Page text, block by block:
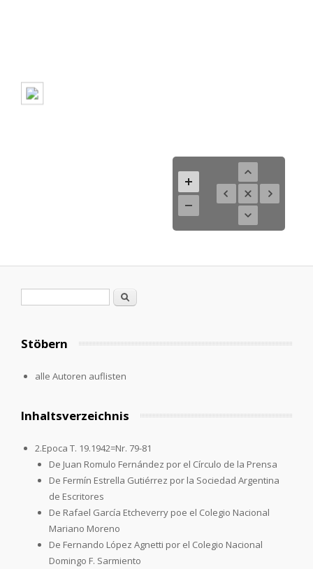
Search
Stöbern
alle Autoren auflisten
Inhaltsverzeichnis
2.Epoca T. 19.1942=Nr. 79-81
De Juan Romulo Fernández por el Círculo de la Prensa
De Fermín Estrella Gutiérrez por la Sociedad Argentina
de Escritores
De Rafael García Etcheverry poe el Colegio Nacional
Mariano Moreno
De Fernando López Agnetti por el Colegio Nacional
Domingo F. Sarmiento